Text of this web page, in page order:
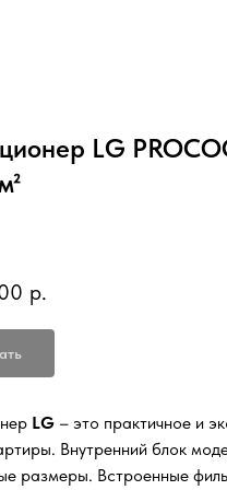
LG
р.
LG – это практичное и
Внутренний блок
размеры. Встроенные